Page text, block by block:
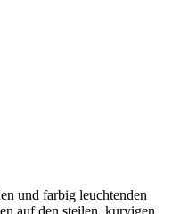
und farbig leuchtenden